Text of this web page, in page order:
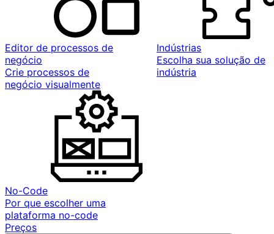
Editor de processos de
negócio
Crie processos de
negócio visualmente
Indústrias
Escolha sua solução de
indústria
No-Code
Por que escolher uma
plataforma no-code
Preços